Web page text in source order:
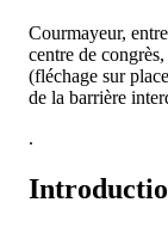
Courmayeur,
centre de
(fléchage sur
de la barrière
.